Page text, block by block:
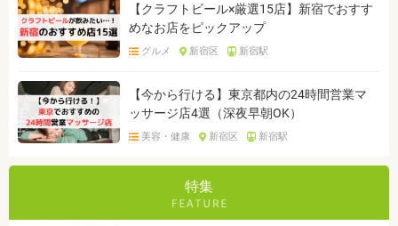
【クラフトビール×厳選15店】新宿でおすす
めなお店をピックアップ
グルメ 新宿区 新宿駅
【今から行ける】東京都内の24時間営業マ
ッサージ店4選（深夜早朝OK）
美容・健康 新宿区 新宿駅
特集